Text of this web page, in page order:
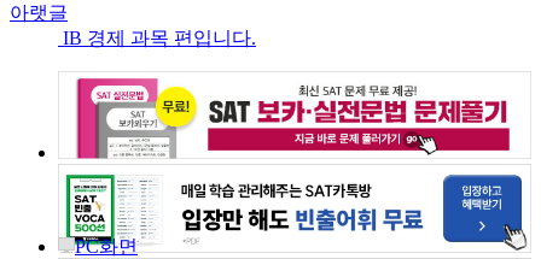
아랫글
IB 경제 과목 편입니다.
PC화면